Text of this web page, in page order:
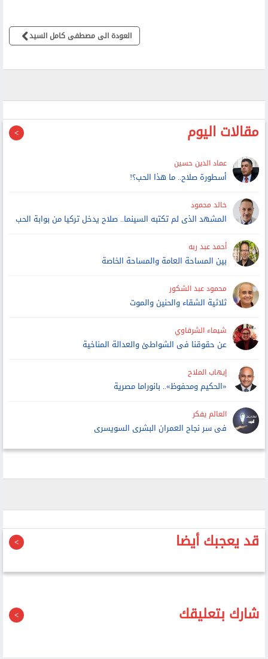
العودة الى مصطفى كامل السيد
مقالات اليوم
عماد الدين حسين
أسطورة صلاح.. ما هذا الحب؟!
خالد محمود
المشهد الذى لم تكتبه السينما.. صلاح يدخل تركيا من بوابة الحب
أحمد عبد ربه
بين المساحة العامة والمساحة الخاصة
محمود عبد الشكور
ثلاثية الشقاء والحنين والموت
شيماء الشرقاوي
عن حقوقنا فى الشواطئ والعدالة المناخية
إيهاب الملاح
«الحكيم ومحفوظ».. بانوراما مصرية
العالم يفكر
فى سر نجاح العمران البشرى السويسرى
قد يعجبك أيضا
شارك بتعليقك